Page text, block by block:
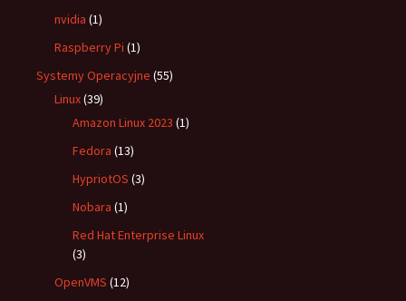
nvidia (1)
Raspberry Pi (1)
Systemy Operacyjne (55)
Linux(39)
Amazon Linux 2023 (1)
Fedora (13)
HypriotOS (3)
Nobara (1)
Red Hat Enterprise Linux
(3)
OpenVMS (12)